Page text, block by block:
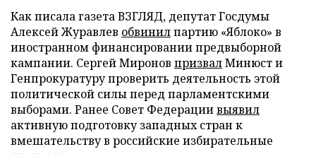
Как писала газета ВЗГЛЯД, депутат Госдумы
Алексей Журавлев обвинилпартию «Яблоко» в
иностранном финансировании предвыборной
кампании. Сергей Миронов призвалМинюст и
Генпрокуратуру проверить деятельность этой
политической силы перед парламентскими
выборами. Ранее Совет Федерациивыявил
активную подготовку западных стран к
вмешательству в российские избирательные